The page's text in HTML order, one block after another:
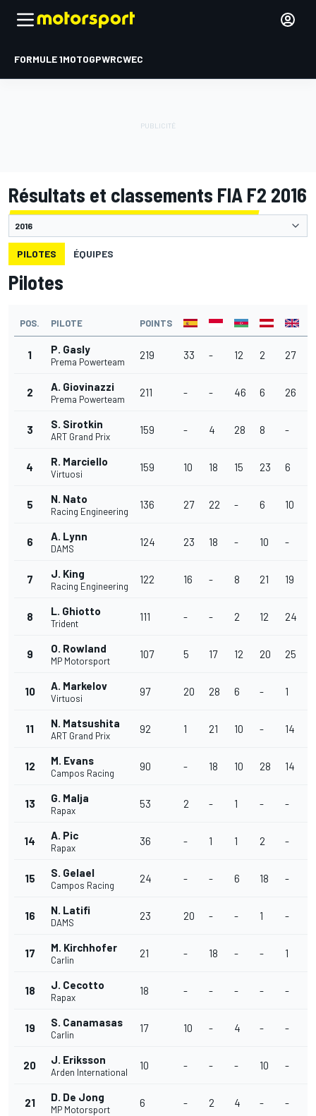
FORMULE 1MOTOGPWRCWEC
Résultats et classements FIA F2 2016
PILOTES ÉQUIPES
Pilotes
POS. PILOTE POINTS
1 P. Gasly
Prema Powerteam
219 33 - 12 2 27
2 A. Giovinazzi
Prema Powerteam
211 - - 46 6 26
3 S. Sirotkin
ART Grand Prix
159 - 4 28 8 -
4 R. Marciello
Virtuosi
159 10 18 15 23 6
5 N. Nato
Racing Engineering
136 27 22 - 6 10
6 A. Lynn
DAMS
124 23 18 - 10 -
7 J. King
Racing Engineering
122 16 - 8 21 19
8 L. Ghiotto
Trident
111 - - 2 12 24
9 O. Rowland
MP Motorsport
107 5 17 12 20 25
10 A. Markelov
Virtuosi
97 20 28 6 - 1
11 N. Matsushita
ART Grand Prix
92 1 21 10 - 14
12 M. Evans
Campos Racing
90 - 18 10 28 14
13 G. Malja
Rapax
53 2 - 1 - -
14 A. Pic
Rapax
36 - 1 1 2 -
15 S. Gelael
Campos Racing
24 - - 6 18 -
16 N. Latifi
DAMS
23 20 - - 1 -
17 M. Kirchhofer
Carlin
21 - 18 - - 1
18 J. Cecotto
Rapax
18 - - - - -
19 S. Canamasas
Carlin
17 10 - 4 - -
20 J. Eriksson
Arden International
10 - - - 10 -
21 D. De Jong
MP Motorsport
6 - 2 4 - -